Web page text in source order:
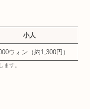
小人
ウォン（約1,300円）
ます。